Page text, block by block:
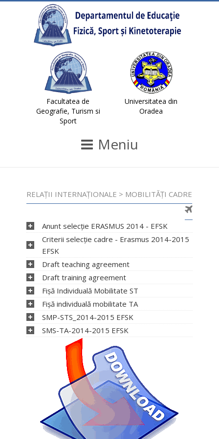
Facultatea de
Geografie, Turism si
Sport
Universitatea din
Oradea
Meniu
RELAȚII INTERNAȚIONALE > MOBILITĂȚI CADRE
Anunt selecție ERASMUS 2014 - EFSK
Criterii selecție cadre - Erasmus 2014-2015
EFSK
Draft teaching agreement
Draft training agreement
Fișă Individuală Mobilitate ST
Fișă individuală mobilitate TA
SMP-STS_2014-2015 EFSK
SMS-TA-2014-2015 EFSK